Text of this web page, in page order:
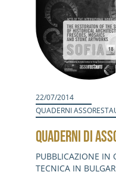
22/07/2014
QUADERNI
QUADERNI DI
PUBBLICAZIONE IN
TECNICA IN